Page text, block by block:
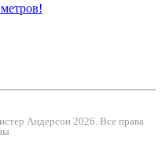
Андерсон 2026. Все права